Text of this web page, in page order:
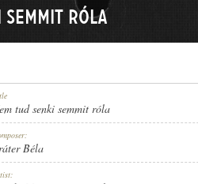
semmit róla
tud senki semmit róla
Béla